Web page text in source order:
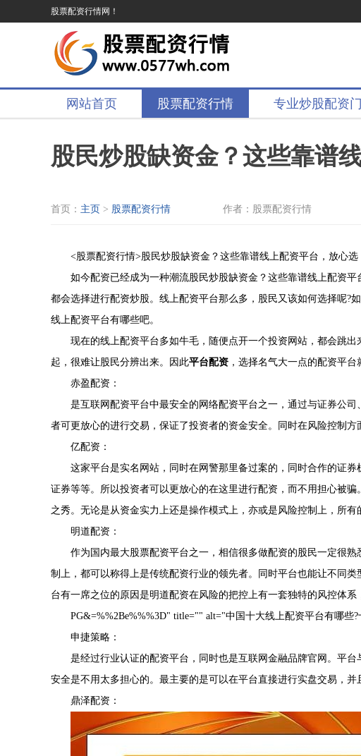
股票配资行情网！
网站首页 股票配资行情 专业炒股配资
股民炒股缺资金？这些靠谱
首页： 主页 > 股票配资行情 作者：股票配资行情
<股票配资行情>股民炒股缺资金？这些靠谱线上配资平台，放心选
如今配资已经成为一种潮流股民炒股缺资金？这些靠谱线上配资
都会选择进行配资炒股。线上配资平台那么多，股民又该如何选择呢?
线上配资平台有哪些吧。
现在的线上配资平台多如牛毛，随便点开一个投资网站，都会跳
起，很难让股民分辨出来。因此平台配资 ，选择名气大一点的配资平台
赤盈配资：
是互联网配资平台中最安全的网络配资平台之一，通过与证券公
者可更放心的进行交易，保证了投资者的资金安全。同时在风险控制
亿配资：
这家平台是实名网站，同时在网警那里备过案的，同时合作的证
证券等等。所以投资者可以更放心的在这里进行配资，而不用担心被
之秀。无论是从资金实力上还是操作模式上，亦或是风险控制上，所
明道配资：
作为国内最大股票配资平台之一，相信很多做配资的股民一定很
制上，都可以称得上是传统配资行业的领先者。同时平台也能让不同
台有一席之位的原因是明道配资在风险的把控上有一套独特的风控体
PG&=%%2Be%%%3D" title="" alt="中国十大线上配资平台有哪些
申捷策略：
是经过行业认证的配资平台，同时也是互联网金融品牌官网。平
安全是不用太多担心的。最主要的是可以在平台直接进行实盘交易，并
鼎泽配资：